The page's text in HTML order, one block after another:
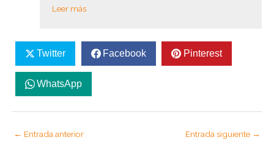
Leer más
Twitter Facebook Pinterest
WhatsApp
← Entrada anterior Entrada siguiente →